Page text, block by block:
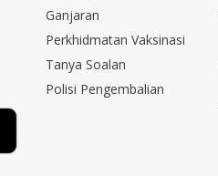
Ganjaran
Perkhidmatan Vaksinasi
Tanya Soalan
Polisi Pengembalian